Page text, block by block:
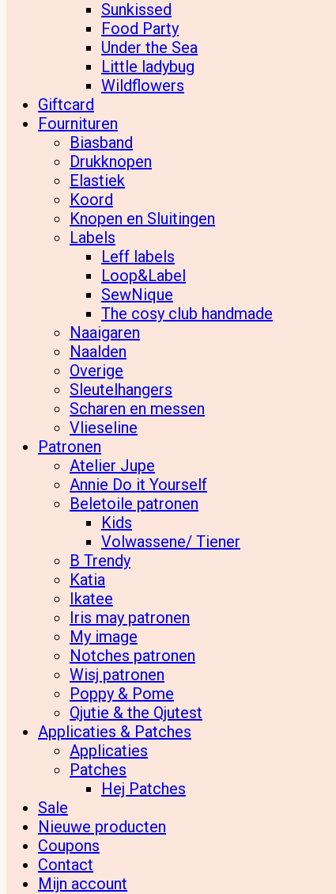
Sunkissed
Food Party
Under the Sea
Little ladybug
Wildflowers
Giftcard
Fournituren
Biasband
Drukknopen
Elastiek
Koord
Knopen en Sluitingen
Labels
Leff labels
Loop&Label
SewNique
The cosy club handmade
Naaigaren
Naalden
Overige
Sleutelhangers
Scharen en messen
Vlieseline
Patronen
Atelier Jupe
Annie Do it Yourself
Beletoile patronen
Kids
Volwassene/ Tiener
B Trendy
Katia
Ikatee
Iris may patronen
My image
Notches patronen
Wisj patronen
Poppy & Pome
Qjutie & the Qjutest
Applicaties & Patches
Applicaties
Patches
Hej Patches
Sale
Nieuwe producten
Coupons
Contact
Mijn account